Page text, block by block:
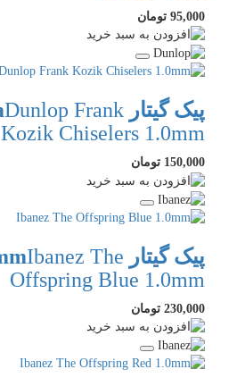
95,000 تومان
پیک گیتار 1.0mm Dunlop Frank
Kozik Chiselers 1.0mm
150,000 تومان
پیک گیتار 1.0mm Ibanez The
Offspring Blue 1.0mm
230,000 تومان